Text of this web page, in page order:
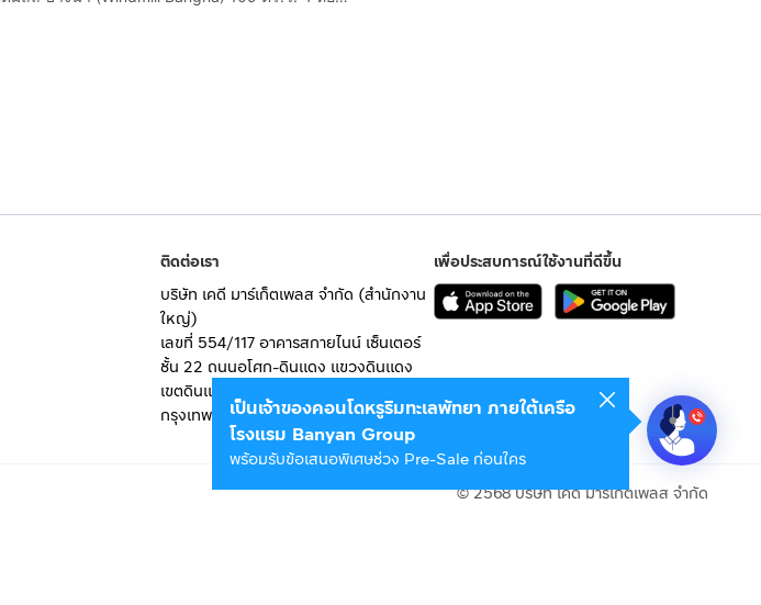
ติดต่อเรา
บริษัท เคดี มาร์เก็ตเพลส จำกัด (สำนักงาน
ใหญ่)
เลขที่ 554/117 อาคารสกายไนน์ เซ็นเตอร์
ชั้น 22 ถนนอโศก-ดินแดง แขวงดินแดง
เขตดินแดง
กรุงเทพมหานคร 10400
เพื่อประสบการณ์ใช้งานที่ดีขึ้น
© 2568 บริษัท เคดี มาร์เก็ตเพลส จำกัด
เป็นเจ้าของคอนโดหรูริมทะเลพัทยา ภายใต้เครือ
โรงแรม Banyan Group
พร้อมรับข้อเสนอพิเศษช่วง Pre-Sale ก่อนใคร